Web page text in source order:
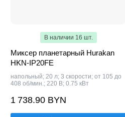
В наличии 16 шт.
Миксер планетарный Hurakan
HKN-IP20FE
напольный; 20 л; 3 скорости; от 105 до
408 об/мин.; 220 В; 0.75 кВт
1 738.90 BYN